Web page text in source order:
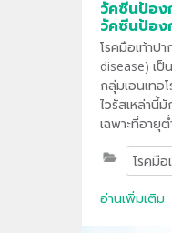
วัคซีนป้อง
วัคซีนป้อง
โรคมือเท้าป
disease) เป็
กลุ่มเอนเทอ
ไวรัสเหล่านี้
เฉพาะที่อายุ
ติดเชื้อได้แต่
แสดงอาการ
ร่างกายผ่า
เสมหะ ตุ่มหรื
โรคมือ
อ่านเพิ่มเติม